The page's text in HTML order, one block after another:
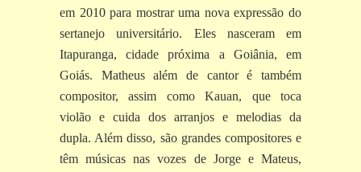
em 2010 para mostrar uma nova expressão do
sertanejo universitário. Eles nasceram em
Itapuranga, cidade próxima a Goiânia, em
Goiás. Matheus além de cantor é também
compositor, assim como Kauan, que toca
violão e cuida dos arranjos e melodias da
dupla. Além disso, são grandes compositores e
têm músicas nas vozes de Jorge e Mateus,